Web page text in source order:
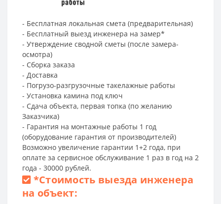
- Бесплатная локальная смета (предварительная)
- Бесплатный выезд инженера на замер*
- Утверждение сводной сметы (после замера-
осмотра)
- Сборка заказа
- Доставка
- Погрузо-разгрузочные такелажные работы
- Установка камина под ключ
- Сдача объекта, первая топка (по желанию
Заказчика)
- Гарантия на монтажные работы 1 год
(оборудование гарантия от производителей)
Возможно увеличение гарантии 1+2 года, при
оплате за сервисное обслуживание 1 раз в год на 2
года - 30000 рублей.
*Стоимость выезда инженера
на объект: